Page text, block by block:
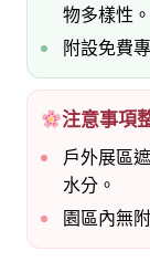
物多樣性。
附設免費
注意事項
戶外展區
水分。
園區內無